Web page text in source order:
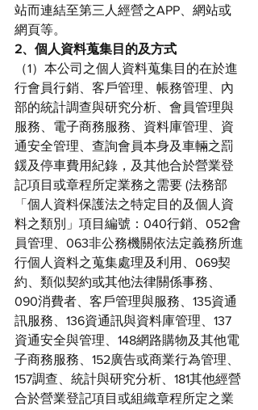
站而連結至第三人經營之APP、網站或
網頁等。
2、個人資料蒐集目的及方式
（1）本公司之個人資料蒐集目的在於進
行會員行銷、客戶管理、帳務管理、內
部的統計調查與研究分析、會員管理與
服務、電子商務服務、資料庫管理、資
通安全管理、查詢會員本身及車輛之罰
鍰及停車費用紀錄，及其他合於營業登
記項目或章程所定業務之需要 (法務部
「個人資料保護法之特定目的及個人資
料之類別」項目編號：040行銷、052會
員管理、063非公務機關依法定義務所進
行個人資料之蒐集處理及利用、069契
約、類似契約或其他法律關係事務、
090消費者、客戶管理與服務、135資通
訊服務、136資通訊與資料庫管理、137
資通安全與管理、148網路購物及其他電
子商務服務、152廣告或商業行為管理、
157調查、統計與研究分析、181其他經營
合於營業登記項目或組織章程所定之業